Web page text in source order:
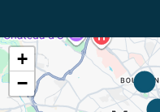
+
−